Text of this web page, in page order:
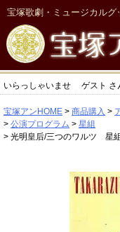
宝塚歌劇・ミュージカル
いらっしゃいませ ゲスト さ
宝塚アンHOME 商品購入
公演プログラム
星組
光明皇后/三つのワルツ 星